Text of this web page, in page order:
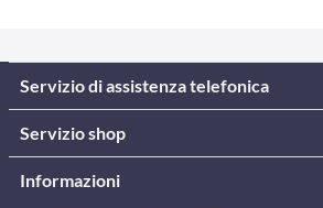
Servizio di assistenza telefonica
Servizio shop
Informazioni